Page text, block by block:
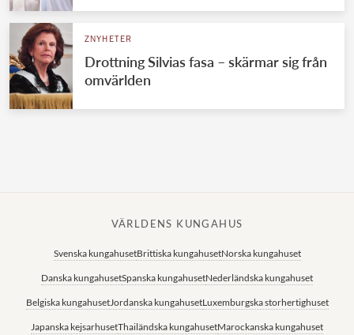
Jordanska kungahuset
Luxemburgska storhertighuset
Japanska kejsarhuset
ZNYHETER
Drottning Silvias fasa – skärmar sig från
omvärlden
VÄRLDENS KUNGAHUS
Svenska kungahusetBrittiska kungahusetNorska kungahuset
Danska kungahusetSpanska kungahusetNederländska kungahuset
Belgiska kungahusetJordanska kungahusetLuxemburgska storhertighuset
Japanska kejsarhusetThailändska kungahusetMarockanska kungahuset